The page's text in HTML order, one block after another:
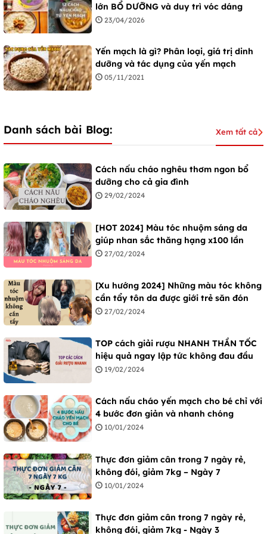
lớn BỔ DƯỠNG và duy trì vóc dáng
23/04/2026
Yến mạch là gì? Phân loại, giá trị dinh
dưỡng và tác dụng của yến mạch
05/11/2021
Danh sách bài Blog: Xem tất cả
Cách nấu cháo nghêu thơm ngon bổ
dưỡng cho cả gia đình
29/02/2024
[HOT 2024] Màu tóc nhuộm sáng da
giúp nhan sắc thăng hạng x100 lần
27/02/2024
[Xu hướng 2024] Những màu tóc không
cần tẩy tôn da được giới trẻ săn đón
27/02/2024
TOP cách giải rượu NHANH THẦN TỐC
hiệu quả ngay lập tức không đau đầu
19/02/2024
Cách nấu cháo yến mạch cho bé chỉ với
4 bước đơn giản và nhanh chóng
10/01/2024
Thực đơn giảm cân trong 7 ngày rẻ,
không đói, giảm 7kg – Ngày 7
10/01/2024
Thực đơn giảm cân trong 7 ngày rẻ,
không đói, giảm 7kg - Ngày 3